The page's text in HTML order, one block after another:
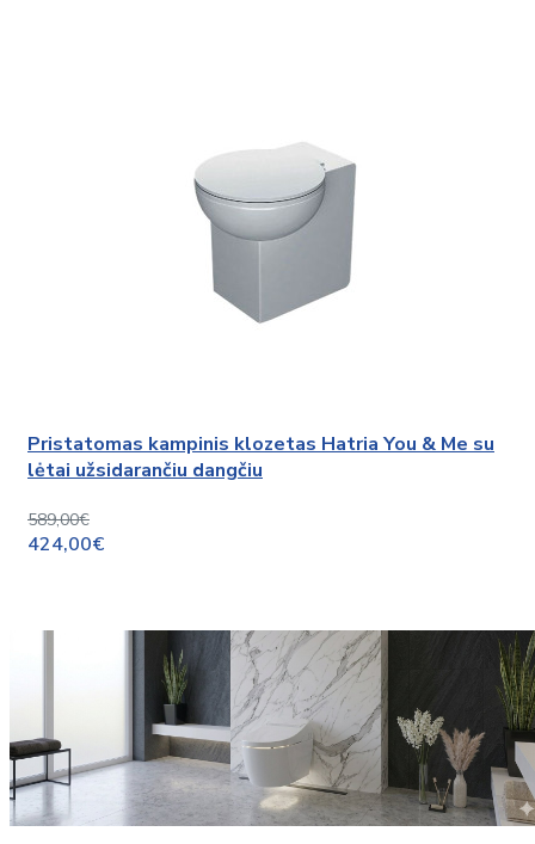
Pristatomas kampinis klozetas Hatria You & Me su
lėtai užsidarančiu dangčiu
589,00€
424,00€